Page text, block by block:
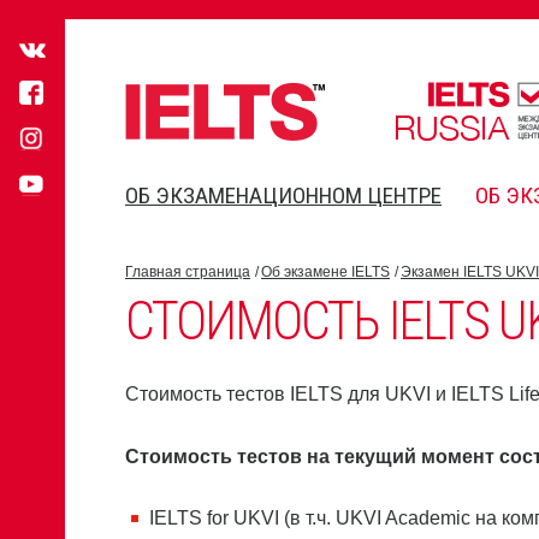
ОБ ЭКЗАМЕНАЦИОННОМ ЦЕНТРЕ ОБ
Главная страница Об экзамене IELTS Экзамен IELTS UKVI
СТОИМОСТЬ IELTS
Стоимость тестов IELTS для UKVI и IELTS
Стоимость тестов на текущий момент
IELTS for UKVI (в т.ч. UKVI Academic на